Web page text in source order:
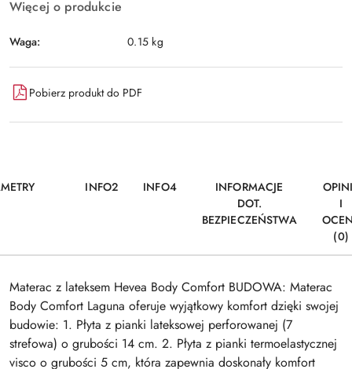
Więcej o produkcie
Waga: 0.15 kg
Pobierz produkt do PDF
INFO2 INFO4
INFORMACJE
DOT.
BEZPIECZEŃSTWA
I
(0)
Materac z lateksem Hevea Body Comfort BUDOWA: Materac
Body Comfort Laguna oferuje wyjątkowy komfort dzięki swojej
budowie: 1. Płyta z pianki lateksowej perforowanej (7
strefowa) o grubości 14 cm. 2. Płyta z pianki termoelastycznej
visco o grubości 5 cm, która zapewnia doskonały komfort